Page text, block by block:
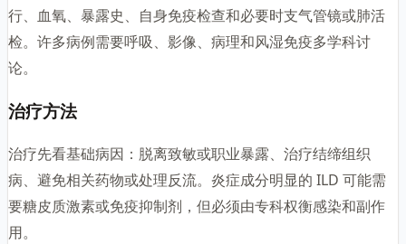
行、血氧、暴露史、自身免疫检查和必要时支气管镜或肺活
检。许多病例需要呼吸、影像、病理和风湿免疫多学科讨
论。
治疗方法
治疗先看基础病因：脱离致敏或职业暴露、治疗结缔组织
病、避免相关药物或处理反流。炎症成分明显的 ILD 可能需
要糖皮质激素或免疫抑制剂，但必须由专科权衡感染和副作
用。